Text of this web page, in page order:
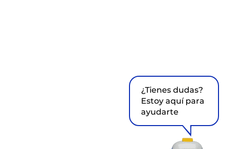
¿Tienes dudas?
Estoy aquí para
ayudarte